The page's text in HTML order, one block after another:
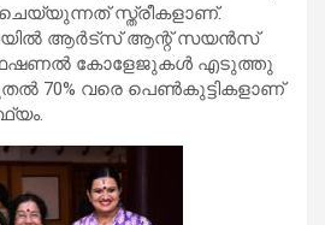
ചെയ്യുന്നത് സ്ത്രീകളാണ്.
ആര്‍ട്‌സ് ആന്റ് സയന്‍സ്
കോളേജുകള്‍ എടുത്തു
70% വരെ പെണ്‍കുട്ടികളാണ്